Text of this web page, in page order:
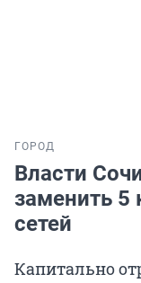
ГОРОД
Власти
заменить 5
сетей
Капитально